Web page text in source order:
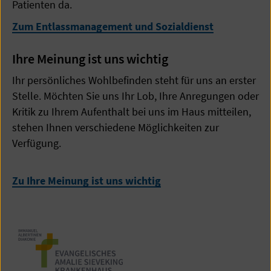
Patienten da.
Zum Entlassmanagement und Sozialdienst
Ihre Meinung ist uns wichtig
Ihr persönliches Wohlbefinden steht für uns an erster
Stelle. Möchten Sie uns Ihr Lob, Ihre Anregungen oder
Kritik zu Ihrem Aufenthalt bei uns im Haus mitteilen,
stehen Ihnen verschiedene Möglichkeiten zur
Verfügung.
Zu Ihre Meinung ist uns wichtig